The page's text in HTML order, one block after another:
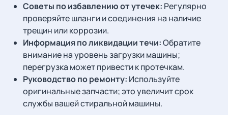
Советы по избавлению от утечек: Регулярно
проверяйте шланги и соединения на наличие
трещин или коррозии.
Информация по ликвидации течи:Обратите
внимание на уровень загрузки машины;
перегрузка может привести к протечкам.
Руководство по ремонту: Используйте
оригинальные запчасти; это увеличит срок
службы вашей стиральной машины.